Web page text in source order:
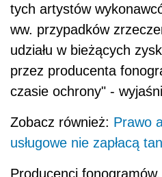
tych artystów
ww. przypadków
udziału w bieżących
przez producenta
czasie ochrony" -
Zobacz również: Prawo
usługowe nie zapłacą
Producenci